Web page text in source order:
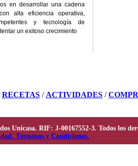
en desarrollar una cadena
alta eficiencia operativa,
y tecnología de
un exitoso crecimiento
RECETAS / ACTIVIDADES /
Unicasa. RIF: J-00167552-3. Todos los
Términos y Condiciones.